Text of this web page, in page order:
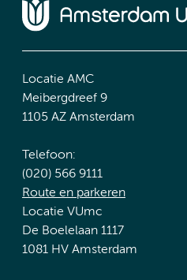
Locatie AMC
Meibergdreef 9
1105 AZ Amsterdam
Telefoon:
(020) 566 9111
Route en parkeren
Locatie VUmc
De Boelelaan 1117
1081 HV Amsterdam